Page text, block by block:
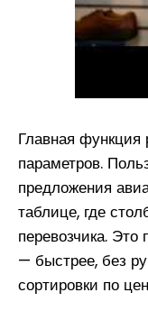
Главная функция
параметров.
предложения
таблице, где
перевозчика. Это
— быстрее, без
сортировки по